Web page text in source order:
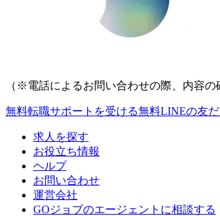
（※電話によるお問い合わせの際、内容
無料転職サポートを受ける無料LINEの友
求人を探す
お役立ち情報
ヘルプ
お問い合わせ
運営会社
GOジョブのエージェントに相談する